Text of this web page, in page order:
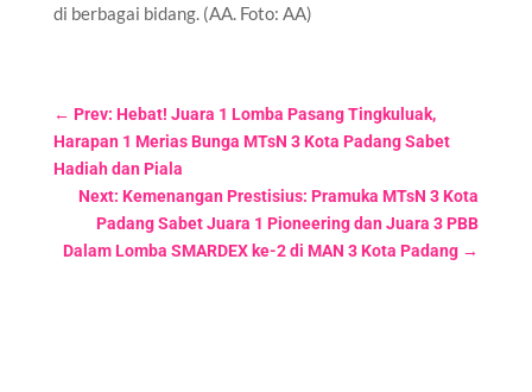
di berbagai bidang. (AA. Foto: AA)
← Prev: Hebat! Juara 1 Lomba Pasang Tingkuluak,
Harapan 1 Merias Bunga MTsN 3 Kota Padang Sabet
Hadiah dan Piala
Next: Kemenangan Prestisius: Pramuka MTsN 3 Kota
Padang Sabet Juara 1 Pioneering dan Juara 3 PBB
Dalam Lomba SMARDEX ke-2 di MAN 3 Kota Padang →